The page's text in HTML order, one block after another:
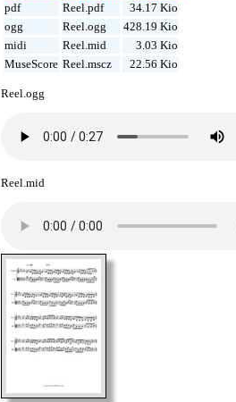
pdf
Reel.pdf
34.17 Kio
ogg
Reel.ogg
428.19 Kio
midi
Reel.mid
3.03 Kio
MuseScore Reel.mscz 22.56 Kio
Reel.ogg
Reel.mid